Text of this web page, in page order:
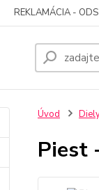
REKLAMÁCIA -
Úvod
Piest